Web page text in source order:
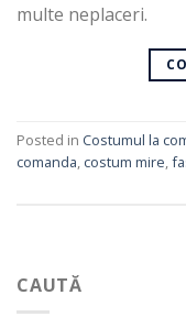
CAUTĂ
multe neplaceri.
Posted in Costumul la
comanda, costum mire,